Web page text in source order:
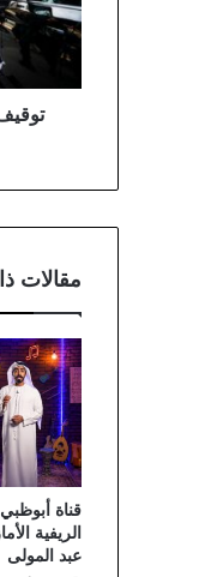
“داعش”
بمدينة
الداخلة
مقالات
قناة
الريفية
عبد المولى